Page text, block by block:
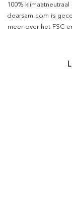
100%
dearsam.com is
meer over het FSC